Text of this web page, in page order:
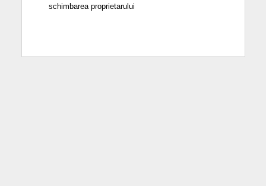
schimbarea proprietarului